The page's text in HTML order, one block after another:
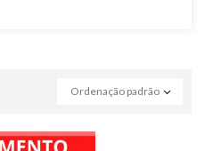
Ordenação padrão